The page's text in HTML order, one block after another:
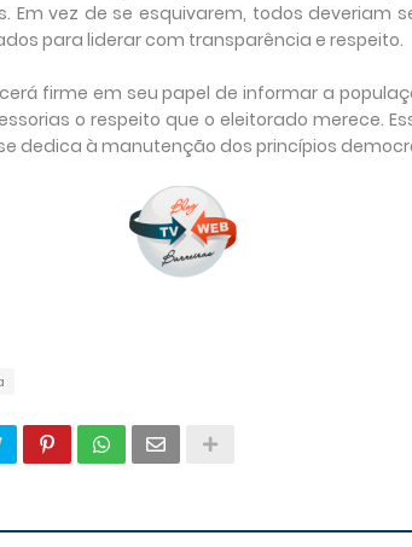
Em vez de se esquivarem, todos deveriam
para liderar com transparência e respeito.
firme em seu papel de informar a
o respeito que o eleitorado merece.
dedica à manutenção dos princípios